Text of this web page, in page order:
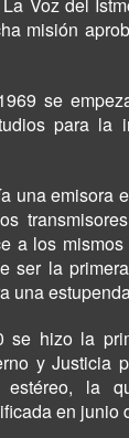
Voz del
misión
se
para la
una emisora
a los
ser la
una
se hizo la
y Justicia
estéreo, la
en junio